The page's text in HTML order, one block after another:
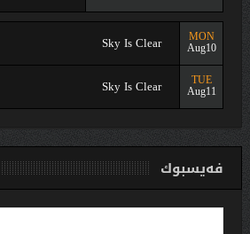
MON
Aug10
Sky Is Clear
TUE
Aug11
Sky Is Clear
فەیسبوك